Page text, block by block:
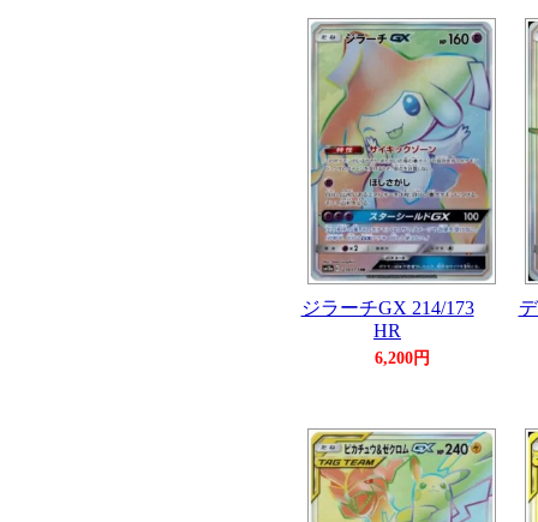
ジラーチGX 214/173
HR
6,200円